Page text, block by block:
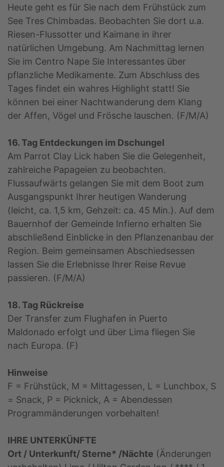
Heute geht es für Sie nach dem Frühstück zum
See Tres Chimbadas. Beobachten Sie dort u.a.
Riesen-Flussotter und Kaimane in ihrer
natürlichen Umgebung. Am Nachmittag lernen
Sie im Centro Nape Sie Interessantes über
pflanzliche Medikamente. Zum Abschluss des
Tages findet ein wahres Highlight statt! Sie
können bei einer Nachtwanderung dem Klang
der Affen, Vögel und Frösche lauschen. (F/M/A)
16. Tag Entdeckungen im Dschungel
Am Parrot Clay Lick haben Sie die Gelegenheit,
zahlreiche Papageien zu beobachten.
Flussaufwärts gelangen Sie mit dem Boot zum
Ausgangspunkt Ihrer heutigen Wanderung
(leicht, ca. 1,5 km, Gehzeit: ca. 45 Min.). Auf dem
Bauernhof der Gemeinde Infierno erhalten Sie
abschließend Einblicke in den Pflanzenanbau der
Region. Beim gemeinsamen Abschiedsessen
lassen Sie die Erlebnisse Ihrer Reise Revue
passieren. (F/M/A)
18. Tag Rückreise
Der Transfer zum Flughafen in Puerto
Maldonado erfolgt und über Lima fliegen Sie
nach Europa. (F)
Hinweise
F = Frühstück, M = Mittagessen, L = Lunchbox, S
= Snack, P = Picknick, A = Abendessen
Programmänderungen vorbehalten!
IHRE UNTERKÜNFTE
Ort / Unterkunft/ Sterne* /Nächte (Änderungen